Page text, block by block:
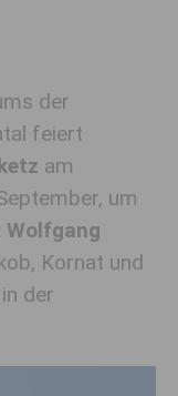
der
feiert
am
um
Wolfgang
Kornat und
der